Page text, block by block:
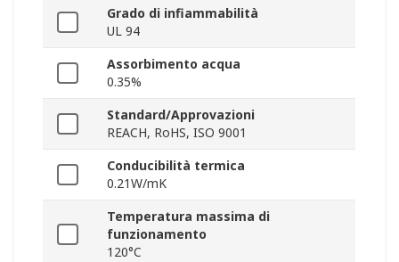
Grado di infiammabilità
UL 94
Assorbimento acqua
0.35%
Standard/Approvazioni
REACH, RoHS, ISO 9001
Conducibilità termica
0.21W/mK
Temperatura massima di
funzionamento
120°C